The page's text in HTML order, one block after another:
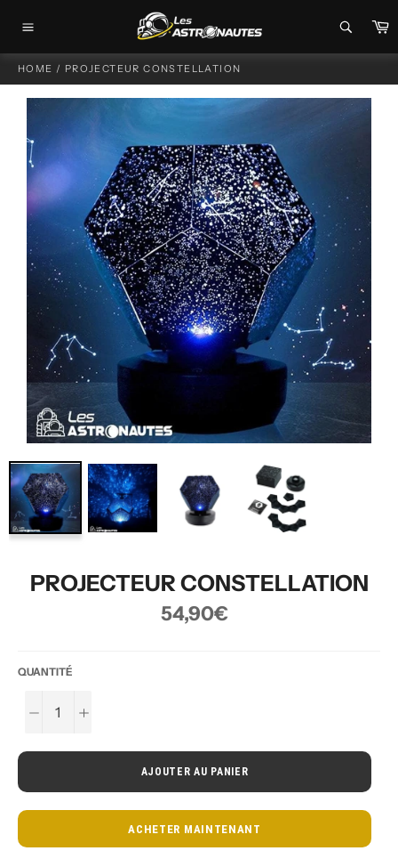
contenu
HOME / PROJECTEUR CONSTELLATION
PROJECTEUR CONSTELLATION
Prix
régulier
54,90€
QUANTITÉ
− +
AJOUTER AU PANIER
ACHETER MAINTENANT